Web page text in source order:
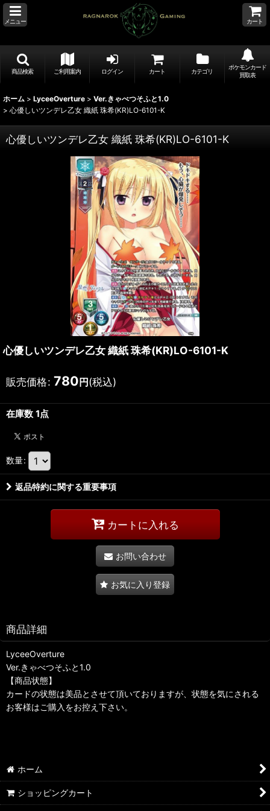
メニュー カート
商品検索 ご利用案内 ログイン カート カテゴリ
ポケモンカード
買取表
ホーム > LyceeOverture > Ver.きゃべつそふと1.0
> 心優しいツンデレ乙女 織紙 珠希(KR)LO-6101-K
心優しいツンデレ乙女 織紙 珠希(KR)LO-6101-K
心優しいツンデレ乙女 織紙 珠希(KR)LO-6101-K
販売価格: 780 円 (税込)
在庫数 1点
数量:
返品特約に関する重要事項
カートに入れる
お問い合わせ
お気に入り登録
商品詳細
LyceeOverture
Ver.きゃべつそふと1.0
【商品状態】
カードの状態は美品とさせて頂いておりますが、状態を気にされる
お客様はご購入をお控え下さい。
ホーム
ショッピングカート